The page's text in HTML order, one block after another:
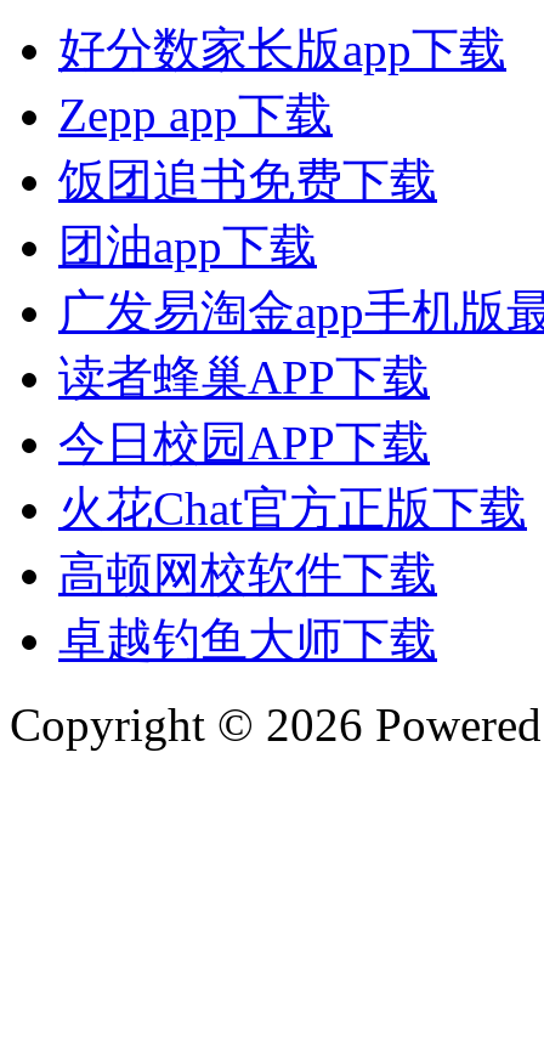
好分数家长版app下载
Zepp app下载
饭团追书免费下载
团油app下载
广发易淘金app手机版
读者蜂巢APP下载
今日校园APP下载
火花Chat官方正版下载
高顿网校软件下载
卓越钓鱼大师下载
Copyright © 2026